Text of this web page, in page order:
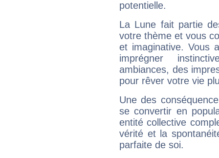
potentielle.
La Lune fait partie
votre thème et vous
et imaginative. Vous
imprégner
ambiances, des
pour rêver votre vie
Une des
se convertir en
entité collective
vérité et la
parfaite de soi.